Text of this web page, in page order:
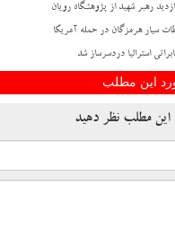
رهبر شهید از پژوهشگاه رویان
سیار هرمزگان در حمله آمریکا
استرالیا دردسرساز شد
این مطلب
این مطلب نظر دهید